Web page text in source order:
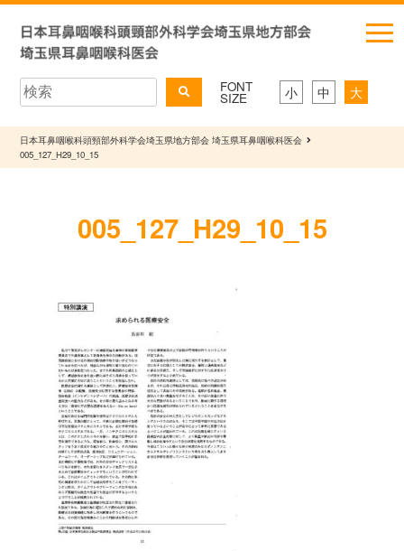
FONT
SIZE 小 中 大
日本耳鼻咽喉科頭頸部外科学会埼玉県地方部会 埼玉県耳鼻咽喉科医会
005_127_H29_10_15
005_127_H29_10_15